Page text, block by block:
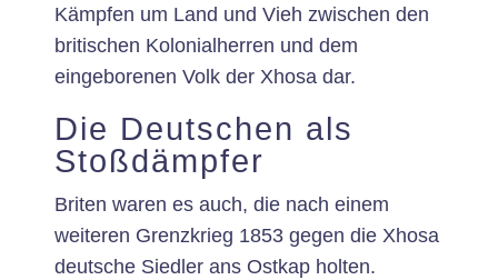
Kämpfen um Land und Vieh zwischen den
britischen Kolonialherren und dem
eingeborenen Volk der Xhosa dar.
Die Deutschen als
Stoßdämpfer
Briten waren es auch, die nach einem
weiteren Grenzkrieg 1853 gegen die Xhosa
deutsche Siedler ans Ostkap holten.